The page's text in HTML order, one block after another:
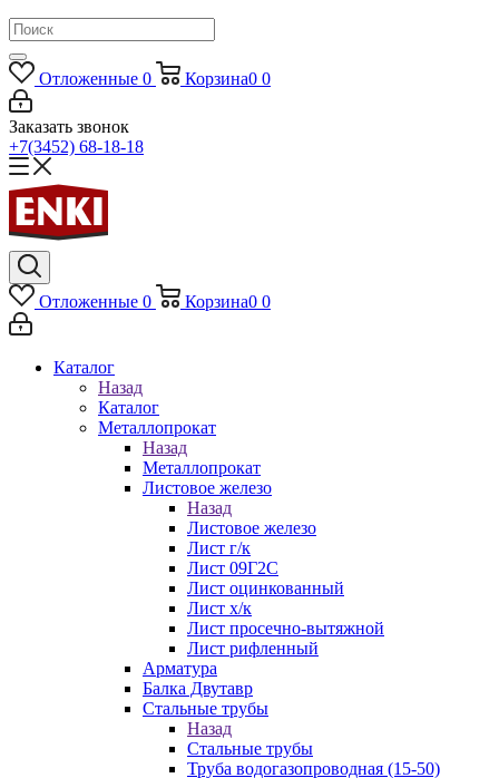
Отложенные 0 Корзина0 0
Заказать звонок
+7(3452) 68-18-18
Отложенные 0 Корзина0 0
Каталог
Назад
Каталог
Металлопрокат
Назад
Металлопрокат
Листовое железо
Назад
Листовое железо
Лист г/к
Лист 09Г2С
Лист оцинкованный
Лист х/к
Лист просечно-вытяжной
Лист рифленный
Арматура
Балка Двутавр
Стальные трубы
Назад
Стальные трубы
Труба водогазопроводная (15-50)